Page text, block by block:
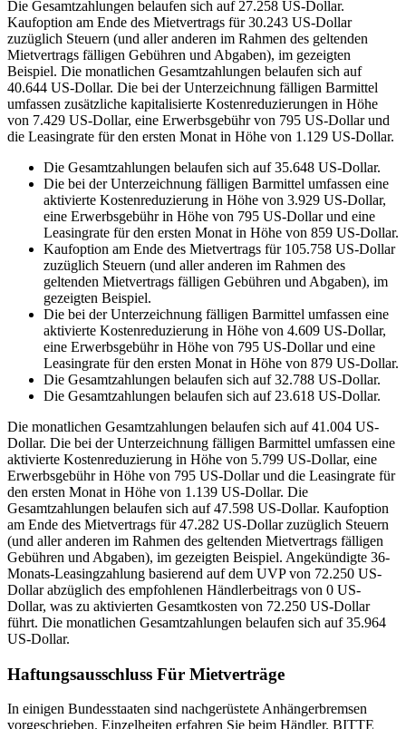
Die Gesamtzahlungen belaufen sich auf 27.258 US-Dollar.
Kaufoption am Ende des Mietvertrags für 30.243 US-Dollar
zuzüglich Steuern (und aller anderen im Rahmen des geltenden
Mietvertrags fälligen Gebühren und Abgaben), im gezeigten
Beispiel. Die monatlichen Gesamtzahlungen belaufen sich auf
40.644 US-Dollar. Die bei der Unterzeichnung fälligen Barmittel
umfassen zusätzliche kapitalisierte Kostenreduzierungen in Höhe
von 7.429 US-Dollar, eine Erwerbsgebühr von 795 US-Dollar und
die Leasingrate für den ersten Monat in Höhe von 1.129 US-Dollar.
Die Gesamtzahlungen belaufen sich auf 35.648 US-Dollar.
Die bei der Unterzeichnung fälligen Barmittel umfassen eine
aktivierte Kostenreduzierung in Höhe von 3.929 US-Dollar,
eine Erwerbsgebühr in Höhe von 795 US-Dollar und eine
Leasingrate für den ersten Monat in Höhe von 859 US-Dollar.
Kaufoption am Ende des Mietvertrags für 105.758 US-Dollar
zuzüglich Steuern (und aller anderen im Rahmen des
geltenden Mietvertrags fälligen Gebühren und Abgaben), im
gezeigten Beispiel.
Die bei der Unterzeichnung fälligen Barmittel umfassen eine
aktivierte Kostenreduzierung in Höhe von 4.609 US-Dollar,
eine Erwerbsgebühr in Höhe von 795 US-Dollar und eine
Leasingrate für den ersten Monat in Höhe von 879 US-Dollar.
Die Gesamtzahlungen belaufen sich auf 32.788 US-Dollar.
Die Gesamtzahlungen belaufen sich auf 23.618 US-Dollar.
Die monatlichen Gesamtzahlungen belaufen sich auf 41.004 US-
Dollar. Die bei der Unterzeichnung fälligen Barmittel umfassen eine
aktivierte Kostenreduzierung in Höhe von 5.799 US-Dollar, eine
Erwerbsgebühr in Höhe von 795 US-Dollar und die Leasingrate für
den ersten Monat in Höhe von 1.139 US-Dollar. Die
Gesamtzahlungen belaufen sich auf 47.598 US-Dollar. Kaufoption
am Ende des Mietvertrags für 47.282 US-Dollar zuzüglich Steuern
(und aller anderen im Rahmen des geltenden Mietvertrags fälligen
Gebühren und Abgaben), im gezeigten Beispiel. Angekündigte 36-
Monats-Leasingzahlung basierend auf dem UVP von 72.250 US-
Dollar abzüglich des empfohlenen Händlerbeitrags von 0 US-
Dollar, was zu aktivierten Gesamtkosten von 72.250 US-Dollar
führt. Die monatlichen Gesamtzahlungen belaufen sich auf 35.964
US-Dollar.
Haftungsausschluss Für Mietverträge
In einigen Bundesstaaten sind nachgerüstete Anhängerbremsen
vorgeschrieben. Einzelheiten erfahren Sie beim Händler. BITTE